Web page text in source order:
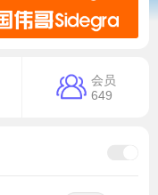
会员
649